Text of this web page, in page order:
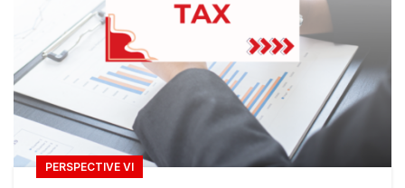
PERSPECTIVE VI